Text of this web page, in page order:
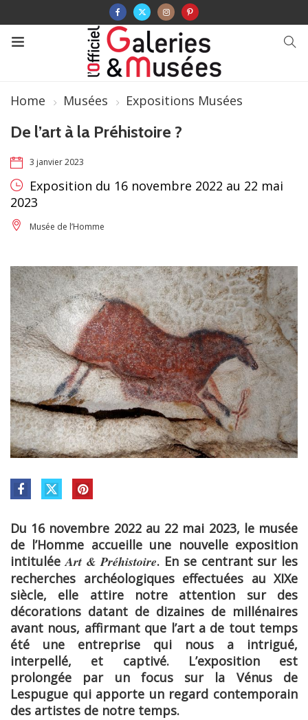
Home Musées Expositions Musées
De l’art à la Préhistoire ?
3 janvier 2023
Exposition du 16 novembre 2022 au 22 mai
2023
Musée de l’Homme
Du 16 novembre 2022 au 22 mai 2023, le musée
de l’Homme accueille une nouvelle exposition
intituléeArt & Préhistoire. En se centrant sur les
recherches archéologiques effectuées au XIXe
siècle, elle attire notre attention sur des
décorations datant de dizaines de millénaires
avant nous, affirmant que l’art a de tout temps
été une entreprise qui nous a intrigué,
interpellé, et captivé. L’exposition est
prolongée par un focus sur la Vénus de
Lespugue qui apporte un regard contemporain
des artistes de notre temps.